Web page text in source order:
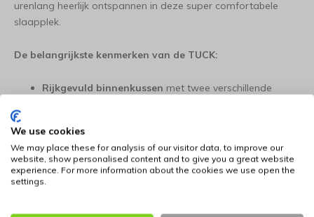
urenlang heerlijk ontspannen in deze super comfortabele
slaapplek.
De belangrijkste kenmerken van de TUCK:
Rijkgevuld binnenkussen met twee verschillende
Gemaakt van zachte corduroy stof met een
uitstraling.
Volledig machine wasbaar op 30 graden
We use cookies
We may place these for analysis of our visitor data, to improve our
website, show personalised content and to give you a great website
experience. For more information about the cookies we use open the
settings.